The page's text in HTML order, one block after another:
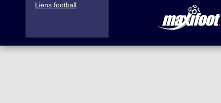
Liens football